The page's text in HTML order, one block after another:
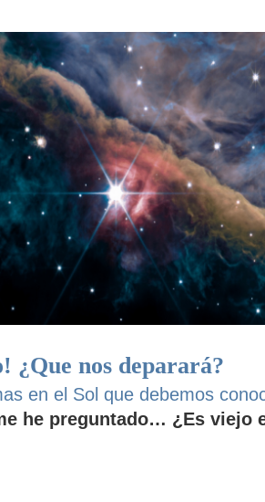
¿Que nos deparará?
en el Sol que debemos
he preguntado… ¿Es viejo